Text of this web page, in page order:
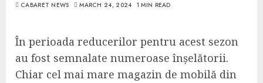
CABARET NEWS MARCH 24, 2024 1 MIN READ
În perioada reducerilor pentru acest sezon
au fost semnalate numeroase înșelătorii.
Chiar cel mai mare magazin de mobilă din